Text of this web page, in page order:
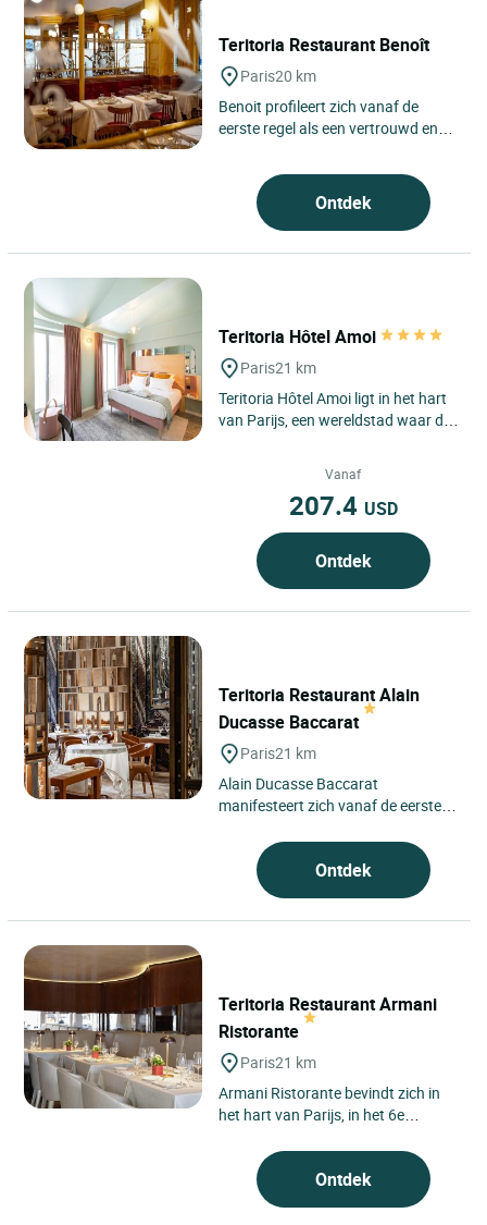
Teritoria Restaurant Benoît
Paris20 km
Benoit profileert zich vanaf de
eerste regel als een vertrouwd en
het restaurant van Teritoria...
Ontdek
Teritoria Hôtel Amoi
Paris21 km
Teritoria Hôtel Amoi ligt in het hart
van Parijs, een wereldstad waar de
Vanaf
207.4 USD
Ontdek
Teritoria Restaurant Alain
Ducasse Baccarat
Paris21 km
Alain Ducasse Baccarat
manifesteert zich vanaf de eerste
hart van het 16e arrondissement...
Ontdek
Teritoria Restaurant Armani
Ristorante
Paris21 km
Armani Ristorante bevindt zich in
het hart van Parijs, in het 6e
van Saint-Germain-des-Prés,...
Ontdek